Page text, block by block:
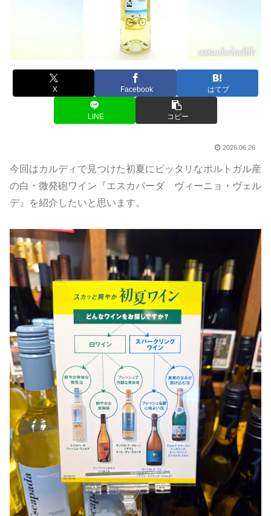
X Facebook はてブ
LINE コピー
2026.06.26
今回はカルディで見つけた初夏にピッタリなポルトガル産
の白・微発砲ワイン『エスカパーダ ヴィーニョ・ヴェル
デ』を紹介したいと思います。